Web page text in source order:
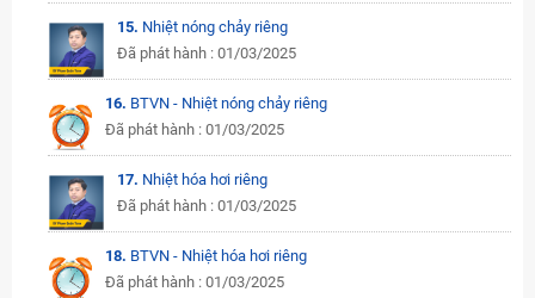
15. Nhiệt nóng chảy riêng
Đã phát hành : 01/03/2025
16. BTVN - Nhiệt nóng chảy riêng
Đã phát hành : 01/03/2025
17. Nhiệt hóa hơi riêng
Đã phát hành : 01/03/2025
18. BTVN - Nhiệt hóa hơi riêng
Đã phát hành : 01/03/2025